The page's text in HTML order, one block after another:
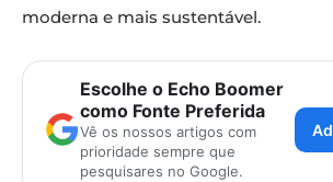
moderna e mais sustentável.
Escolhe o Echo Boomer
como Fonte Preferida
Vê os nossos artigos com
prioridade sempre que
pesquisares no Google.